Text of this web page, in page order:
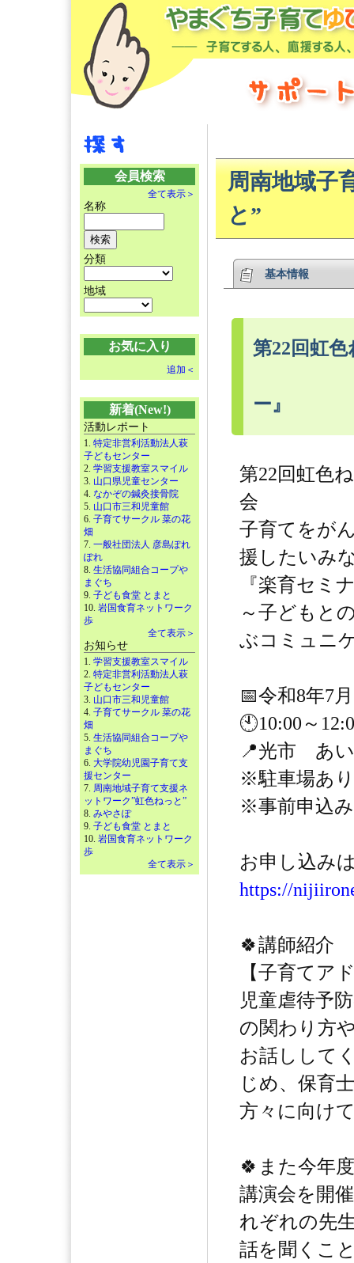
会員検索
全て表示＞
名称
分類
地域
お気に入り
追加＜
新着(New!)
活動レポート
1. 特定非営利活動法人萩
子どもセンター
2. 学習支援教室スマイル
3. 山口県児童センター
4. なかぞの鍼灸接骨院
5. 山口市三和児童館
6. 子育てサークル 菜の花
畑
7. 一般社団法人 彦島ぽれ
ぽれ
8. 生活協同組合コープや
まぐち
9. 子ども食堂 とまと
10. 岩国食育ネットワーク
歩
全て表示＞
お知らせ
1. 学習支援教室スマイル
2. 特定非営利活動法人萩
子どもセンター
3. 山口市三和児童館
4. 子育てサークル 菜の花
畑
5. 生活協同組合コープや
まぐち
6. 大学院幼児園子育て支
援センター
7. 周南地域子育て支援ネ
ットワーク”虹色ねっと”
8. みやさぽ
9. 子ども食堂 とまと
10. 岩国食育ネットワーク
歩
全て表示＞
周南地域子
と”
基本情報
第22回虹
ー』
第22回虹色
会
子育てをが
援したいみ
『楽育セミ
～子どもと
ぶコミュニ
📅令和8年7
🕙10:00～
📍光市 あ
※駐車場あり
※事前申込
お申し込み
https://
🍀講師紹介
【子育てア
児童虐待予
の関わり方
お話しして
じめ、保育
方々に向け
🍀また今年
講演会を開
れぞれの先
話を聞くこ